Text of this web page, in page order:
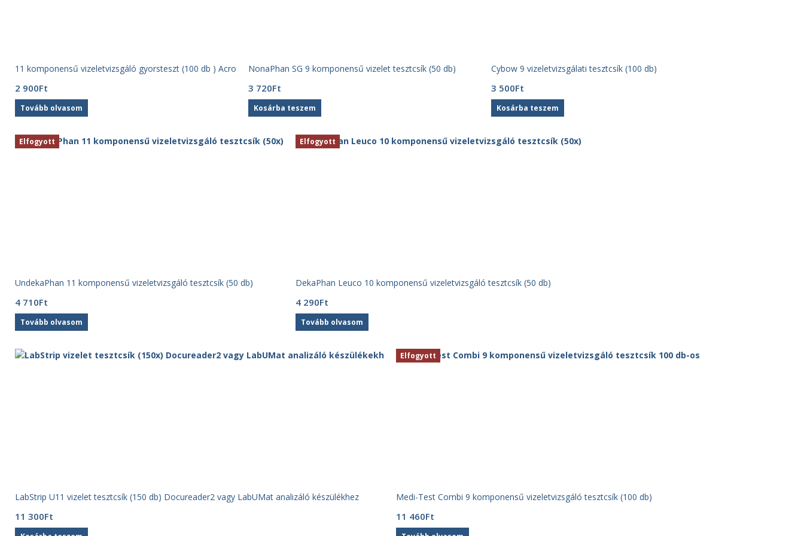
11 komponensű vizeletvizsgáló gyorsteszt (100 db ) Acro
2 900Ft
Tovább olvasom
NonaPhan SG 9 komponensű vizelet tesztcsík (50 db)
3 720Ft
Kosárba teszem
Cybow 9 vizeletvizsgálati tesztcsík (100 db)
3 500Ft
Kosárba teszem
Elfogyott
UndekaPhan 11 komponensű vizeletvizsgáló tesztcsík (50 db)
4 710Ft
Tovább olvasom
Elfogyott
DekaPhan Leuco 10 komponensű vizeletvizsgáló tesztcsík (50 db)
4 290Ft
Tovább olvasom
LabStrip U11 vizelet tesztcsík (150 db) Docureader2 vagy LabUMat analizáló készülékhez
11 300Ft
Elfogyott
Medi-Test Combi 9 komponensű vizeletvizsgáló tesztcsík (100 db)
11 460Ft